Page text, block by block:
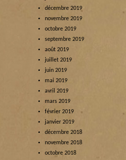
décembre 2019
novembre 2019
octobre 2019
septembre 2019
août 2019
juillet 2019
juin 2019
mai 2019
avril 2019
mars 2019
février 2019
janvier 2019
décembre 2018
novembre 2018
octobre 2018